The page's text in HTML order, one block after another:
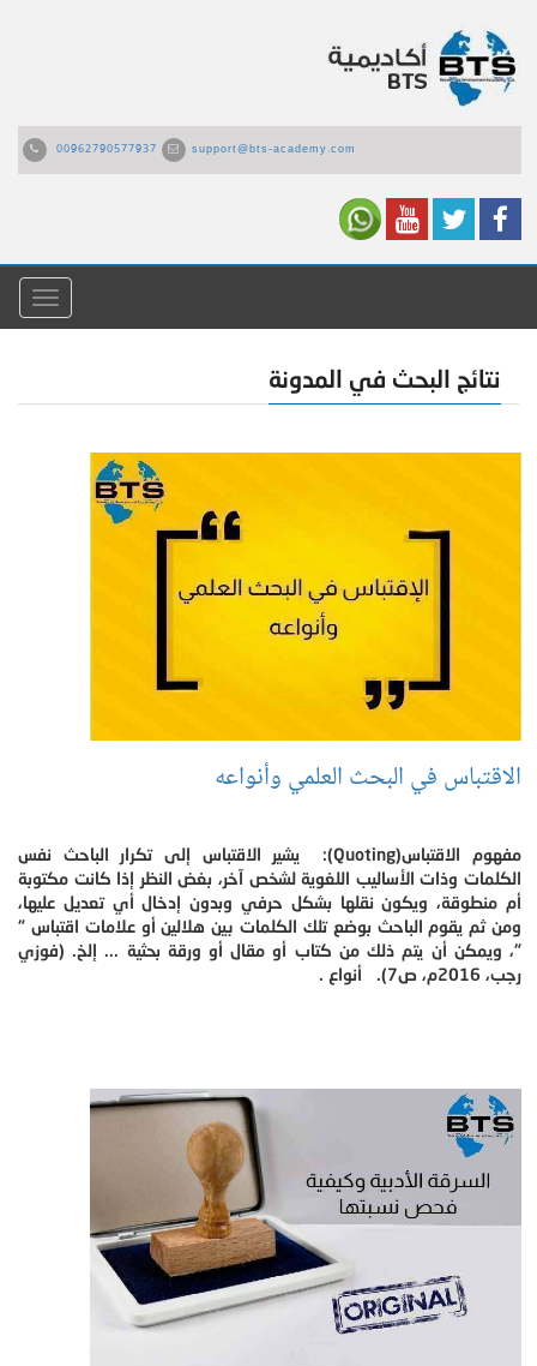
00962790577937 support@bts-academy.com
القائمة
نتائج البحث في المدونة
الاقتباس في البحث العلمي وأنواعه
مفهوم الاقتباس(Quoting): يشير الاقتباس إلى تكرار الباحث نفس
الكلمات وذات الأساليب اللغوية لشخص آخر، بغض النظر إذا كانت مكتوبة
أم منطوقة، ويكون نقلها بشكل حرفي وبدون إدخال أي تعديل عليها،
ومن ثم يقوم الباحث بوضع تلك الكلمات بين هلالين أو علامات اقتباس "
"، ويمكن أن يتم ذلك من كتاب أو مقال أو ورقة بحثية ... إلخ. (فوزي
رجب، 2016م، ص7). أنواع .